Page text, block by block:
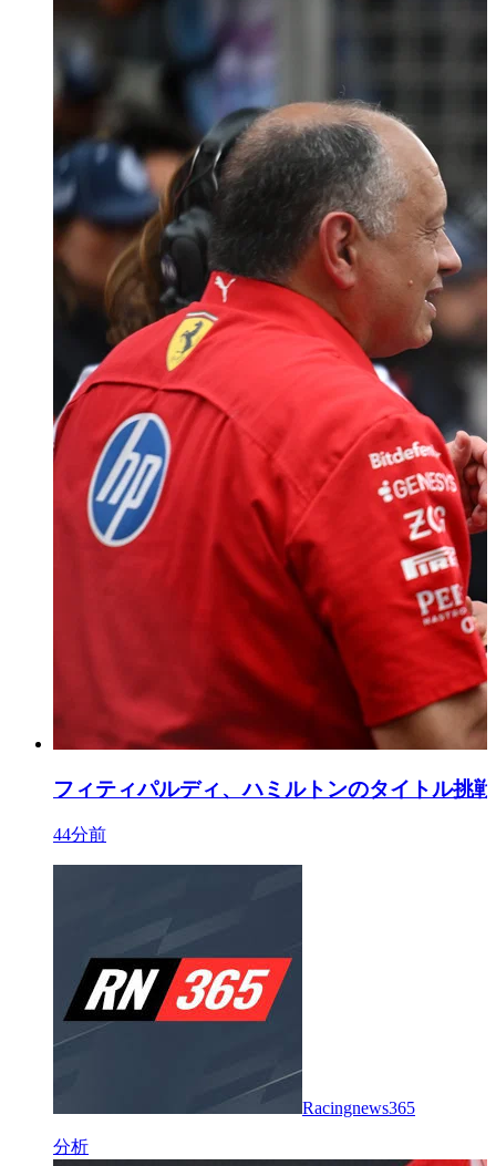
フィティパルディ、ハミルトンのタイトル挑
44分前
Racingnews365
分析